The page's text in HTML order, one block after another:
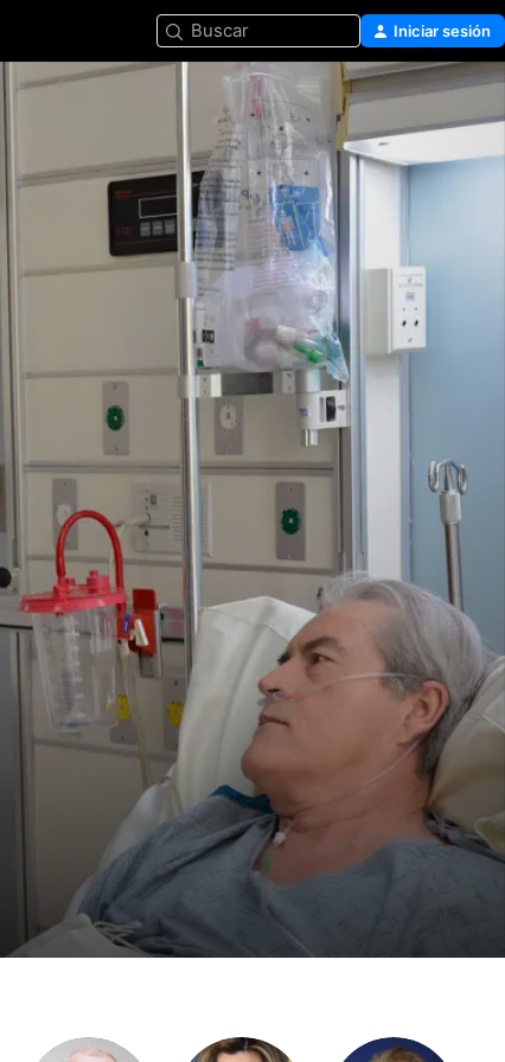
Buscar Iniciar sesión